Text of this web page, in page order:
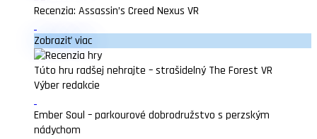
Recenzia: Assassin’s Creed Nexus VR
Zobraziť viac
Túto hru radšej nehrajte – strašidelný The Forest VR
Výber redakcie
Ember Soul – parkourové dobrodružstvo s perzským
nádychom